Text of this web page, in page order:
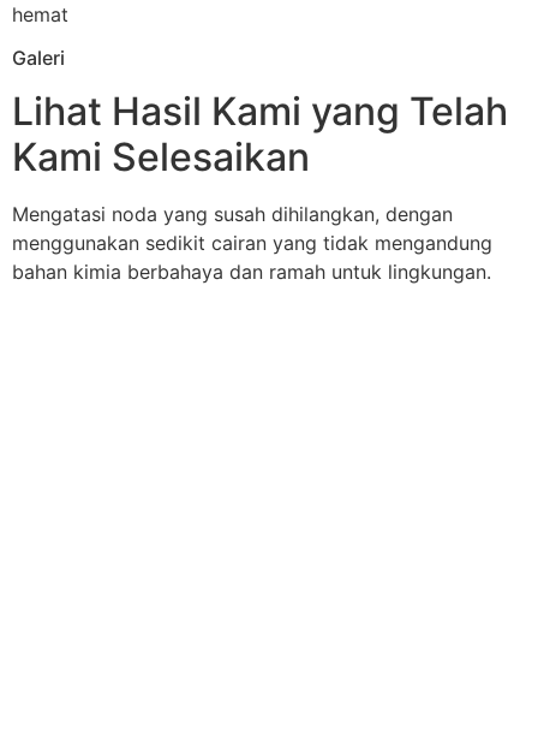
hemat
Galeri
Lihat Hasil Kami yang Telah
Kami Selesaikan
Mengatasi noda yang susah dihilangkan, dengan
menggunakan sedikit cairan yang tidak mengandung
bahan kimia berbahaya dan ramah untuk lingkungan.